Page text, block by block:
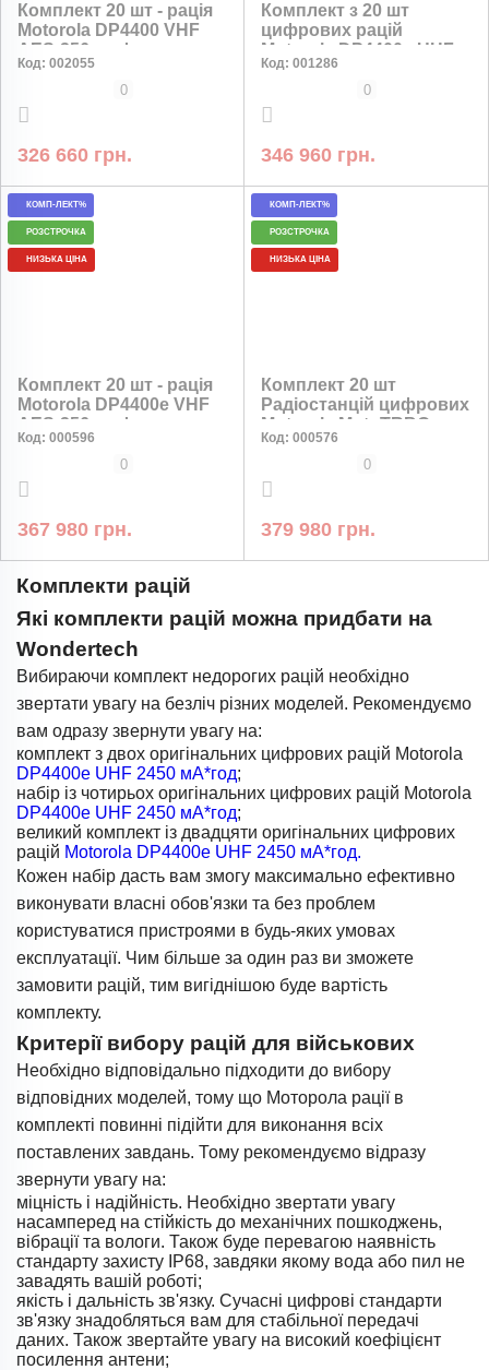
Комплект 20 шт - рація
Motorola DP4400 VHF
AES-256 шифрування
Код: 002055
0
326 660 грн.
Комплект з 20 шт
цифрових рацій
Motorola DP4400e UHF
2450 мАг
Код: 001286
0
346 960 грн.
КОМП-ЛЕКТ%
РОЗСТРОЧКА
НИЗЬКА ЦІНА
Комплект 20 шт - рація
Motorola DP4400e VHF
AES-256 шифрування
Код: 000596
0
367 980 грн.
КОМП-ЛЕКТ%
РОЗСТРОЧКА
НИЗЬКА ЦІНА
Комплект 20 шт
Радіостанцій цифрових
Motorola MotoTRBO
DP4800 VHF AES-256
шифрування
Код: 000576
0
379 980 грн.
Комплекти рацій
Які комплекти рацій можна придбати на
Wondertech
Вибираючи комплект недорогих рацій необхідно
звертати увагу на безліч різних моделей. Рекомендуємо
вам одразу звернути увагу на:
комплект з двох оригінальних цифрових рацій Motorola
DP4400e UHF 2450 мА*год;
набір із чотирьох оригінальних цифрових рацій Motorola
DP4400e UHF 2450 мА*год;
великий комплект із двадцяти оригінальних цифрових
рацій Motorola DP4400e UHF 2450 мА*год.
Кожен набір дасть вам змогу максимально ефективно
виконувати власні обов'язки та без проблем
користуватися пристроями в будь-яких умовах
експлуатації. Чим більше за один раз ви зможете
замовити рацій, тим вигіднішою буде вартість
комплекту.
Критерії вибору рацій для військових
Необхідно відповідально підходити до вибору
відповідних моделей, тому що Моторола рації в
комплекті повинні підійти для виконання всіх
поставлених завдань. Тому рекомендуємо відразу
звернути увагу на:
міцність і надійність. Необхідно звертати увагу
насамперед на стійкість до механічних пошкоджень,
вібрації та вологи. Також буде перевагою наявність
стандарту захисту IP68, завдяки якому вода або пил не
завадять вашій роботі;
якість і дальність зв'язку. Сучасні цифрові стандарти
зв'язку знадобляться вам для стабільної передачі
даних. Також звертайте увагу на високий коефіцієнт
посилення антени;